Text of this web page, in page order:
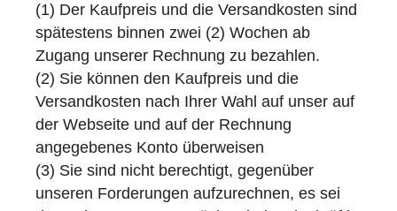
(1) Der Kaufpreis und die Versandkosten sind
spätestens binnen zwei (2) Wochen ab
Zugang unserer Rechnung zu bezahlen.
(2) Sie können den Kaufpreis und die
Versandkosten nach Ihrer Wahl auf unser auf
der Webseite und auf der Rechnung
angegebenes Konto überweisen
(3) Sie sind nicht berechtigt, gegenüber
unseren Forderungen aufzurechnen, es sei